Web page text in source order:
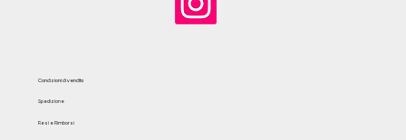
Condizioni di vendita
Spedizione
Resi e Rimborsi